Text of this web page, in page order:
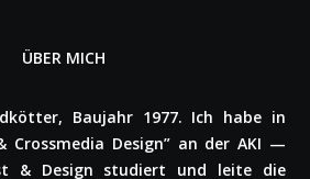
ÜBER MICH
Baujahr 1977. Ich habe in
Cross­me­dia Design” an der AKI —
& Design studiert und leite die